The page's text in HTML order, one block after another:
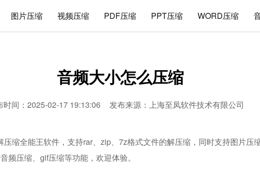
图片压缩 视频压缩 PDF压缩 PPT压缩 WORD压缩
音频大小怎么压缩
时间：2025-02-17 19:13:06 发布来源：上海至凤软件技术有限公司
缩全能王软件，支持rar、zip、7z格式文件的解压缩，同时支持图片压
频压缩、gif压缩等功能，欢迎体验。